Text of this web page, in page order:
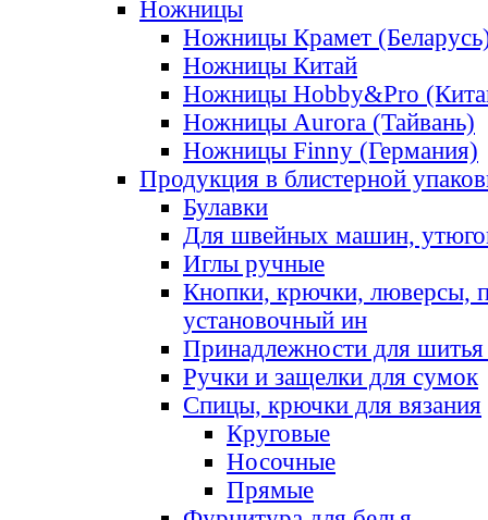
Ножницы
Ножницы Крамет
Ножницы Китай
Ножницы Hobby&Pro
Ножницы Aurora (Тайвань)
Ножницы Finny (Германия)
Продукция в блистерной
Булавки
Для швейных машин,
Иглы ручные
Кнопки, крючки, люверсы,
установочный ин
Принадлежности для шитья
Ручки и защелки для сумок
Спицы, крючки для вязания
Круговые
Носочные
Прямые